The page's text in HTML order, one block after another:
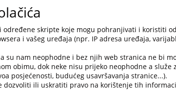
određene skripte koje mogu pohranjivati i koristiti
i vašeg uređaja (npr. IP adresa uređaja,
su nam neophodne i bez njih web stranica ne bi
obimu, dok neke nisu prijeko neophodne a služe
posjećenosti, budućeg usavršavanja stranice...).
dozvoliti ili uskratiti pravo na korištenje tih